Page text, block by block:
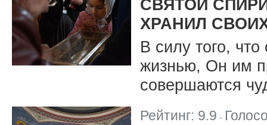
СВЯТОЙ
ХРАНИЛ
В силу того,
жизнью, Он им
совершаются
Рейтинг: 9.9